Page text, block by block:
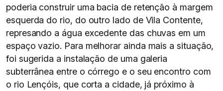
poderia construir uma bacia de retenção à margem
esquerda do rio, do outro lado de Vila Contente,
represando a água excedente das chuvas em um
espaço vazio. Para melhorar ainda mais a situação,
foi sugerida a instalação de uma galeria
subterrânea entre o córrego e o seu encontro com
o rio Lençóis, que corta a cidade, já próximo à